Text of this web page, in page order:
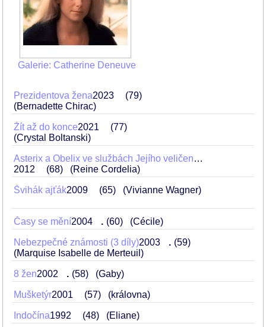
Galerie: Catherine Deneuve
Prezidentova žena2023
79
(Bernadette Chirac)
Žít až do konce2021
77
(Crystal Boltanski)
Asterix a Obelix ve službách Jejího veličenstva
2012
68 (Reine Cordelia)
Švihák ajťák2009 65 (Vivianne Wagner)
Časy se mění2004 . 60 (Cécile)
Nebezpečné známosti (3 díly)2003 . 59
(Marquise Isabelle de Merteuil)
8 žen2002 . 58 (Gaby)
Mušketýr2001 57 (královna)
Indočína1992 48 (Eliane)